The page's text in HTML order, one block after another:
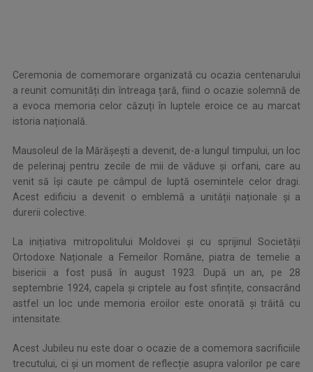
Ceremonia de comemorare organizată cu ocazia centenarului
a reunit comunități din întreaga țară, fiind o ocazie solemnă de
a evoca memoria celor căzuți în luptele eroice ce au marcat
istoria națională.
Mausoleul de la Mărășești a devenit, de-a lungul timpului, un loc
de pelerinaj pentru zecile de mii de văduve și orfani, care au
venit să își caute pe câmpul de luptă osemintele celor dragi.
Acest edificiu a devenit o emblemă a unității naționale și a
durerii colective.
La inițiativa mitropolitului Moldovei și cu sprijinul Societății
Ortodoxe Naționale a Femeilor Române, piatra de temelie a
bisericii a fost pusă în august 1923. După un an, pe 28
septembrie 1924, capela și criptele au fost sfințite, consacrând
astfel un loc unde memoria eroilor este onorată și trăită cu
intensitate.
Acest Jubileu nu este doar o ocazie de a comemora sacrificiile
trecutului, ci și un moment de reflecție asupra valorilor pe care